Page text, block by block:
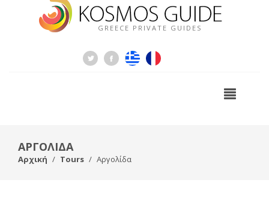
GREECE PRIVATE GUIDES
ΑΡΓΟΛΙΔΑ
Αρχική Tours Αργολίδα